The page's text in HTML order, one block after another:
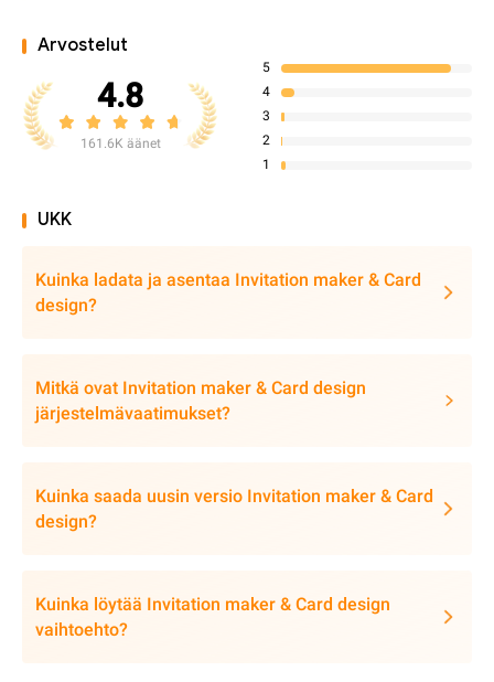
Arvostelut
4.8
161.6K äänet
5
4
3
2
1
UKK
Kuinka ladata ja asentaa Invitation maker & Card
design?
Mitkä ovat Invitation maker & Card design
järjestelmävaatimukset?
Kuinka saada uusin versio Invitation maker & Card
design?
Kuinka löytää Invitation maker & Card design
vaihtoehto?